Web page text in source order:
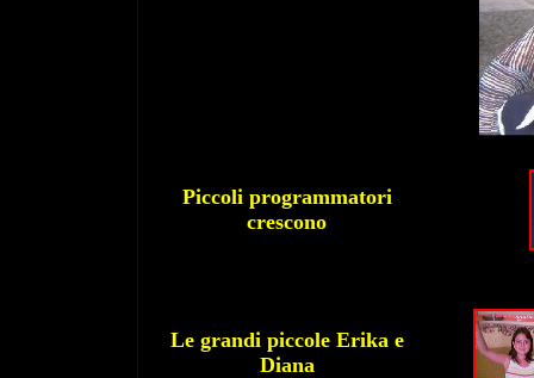
Piccoli programmatori
crescono
Le grandi piccole Erika e
Diana